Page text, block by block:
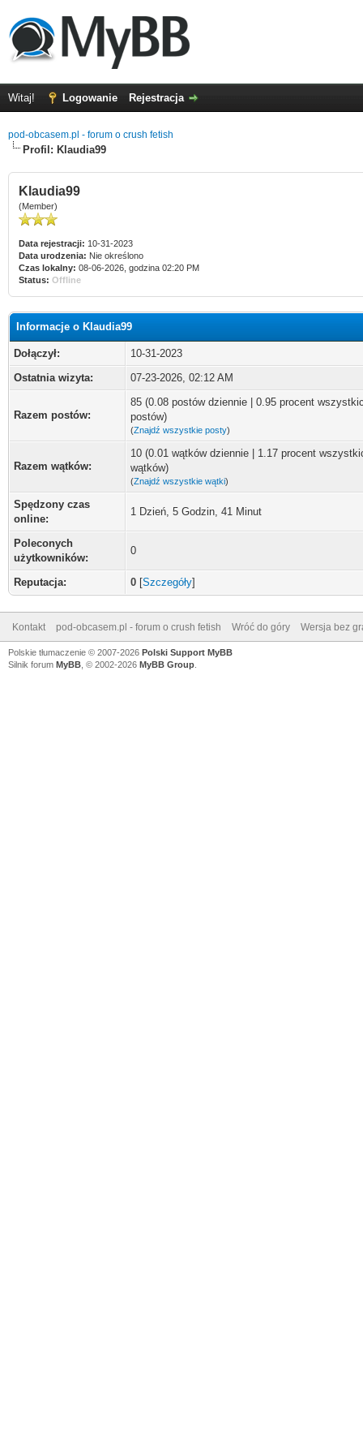
Witaj! Logowanie Rejestracja
pod-obcasem.pl - forum o crush fetish
Profil: Klaudia99
Klaudia99
(Member)
Data rejestracji: 10-31-2023
Data urodzenia: Nie określono
Czas lokalny: 08-06-2026, godzina 02:20 PM
Status: Offline
Informacje o Klaudia99
Dołączył:
10-31-2023
Ostatnia wizyta:
07-23-2026, 02:12 AM
Razem postów:
85 (0.08 postów dziennie | 0.95 procent
postów)
(Znajdź wszystkie posty)
Razem wątków:
10 (0.01 wątków dziennie | 1.17 procent
wątków)
(Znajdź wszystkie wątki)
Spędzony czas
online:
1 Dzień, 5 Godzin, 41 Minut
Poleconych
użytkowników:
0
Reputacja: 0 [Szczegóły]
Kontakt pod-obcasem.pl - forum o crush fetish Wróć do góry Wersja bez
Polskie tłumaczenie © 2007-2026 Polski Support MyBB
Silnik forum MyBB , © 2002-2026 MyBB Group